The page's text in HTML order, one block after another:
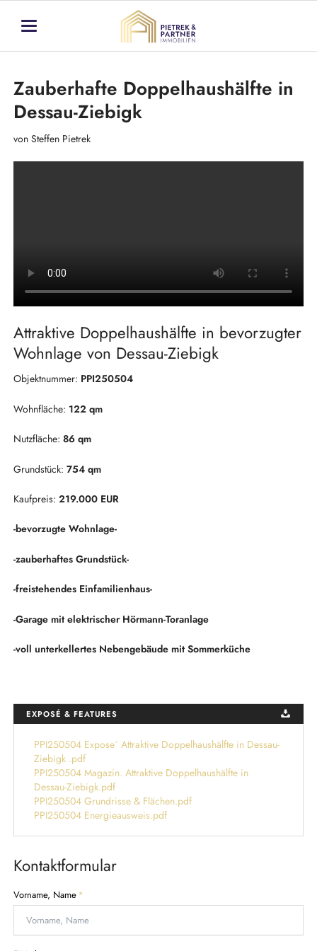
Zauberhafte Doppelhaushälfte in
Dessau-Ziebigk
von Steffen Pietrek
Attraktive Doppelhaushälfte in bevorzugter
Wohnlage von Dessau-Ziebigk
Objektnummer: PPI250504
Wohnfläche: 122 qm
Nutzfläche: 86 qm
Grundstück: 754 qm
Kaufpreis: 219.000 EUR
-bevorzugte Wohnlage-
-zauberhaftes Grundstück-
-freistehendes Einfamilienhaus-
-Garage mit elektrischer Hörmann-Toranlage
-voll unterkellertes Nebengebäude mit Sommerküche
EXPOSÉ & FEATURES
PPI250504 Expose´ Attraktive Doppelhaushälfte in Dessau-
Ziebigk .pdf
PPI250504 Magazin. Attraktive Doppelhaushälfte in
Dessau-Ziebigk.pdf
PPI250504 Grundrisse & Flächen.pdf
PPI250504 Energieausweis.pdf
Kontaktformular
P
f
i
c
Vorname, Name*